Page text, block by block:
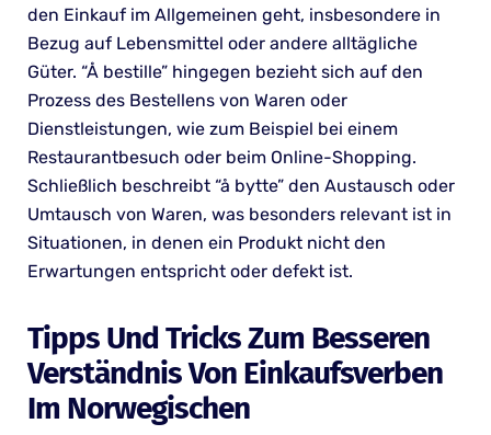
den Einkauf im Allgemeinen geht, insbesondere in
Bezug auf Lebensmittel oder andere alltägliche
Güter. “Å bestille” hingegen bezieht sich auf den
Prozess des Bestellens von Waren oder
Dienstleistungen, wie zum Beispiel bei einem
Restaurantbesuch oder beim Online-Shopping.
Schließlich beschreibt “å bytte” den Austausch oder
Umtausch von Waren, was besonders relevant ist in
Situationen, in denen ein Produkt nicht den
Erwartungen entspricht oder defekt ist.
Tipps Und Tricks Zum Besseren
Verständnis Von Einkaufsverben
Im Norwegischen